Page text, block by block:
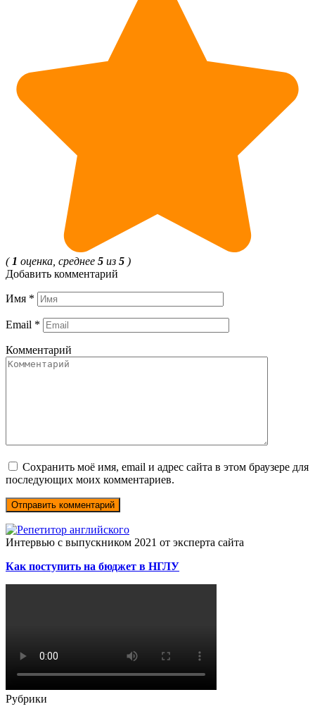
( 1 оценка, среднее 5 из 5 )
Добавить комментарий
Имя *
Email *
Комментарий
Сохранить моё имя, email и адрес сайта в этом браузере для
последующих моих комментариев.
Интервью с выпускником 2021 от эксперта сайта
Как поступить на бюджет в НГЛУ
Рубрики